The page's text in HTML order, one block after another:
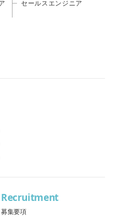
セールスエンジニア
Recruitment
募集要項